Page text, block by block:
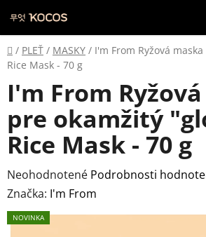
na
obsah
Domov
/ PLEŤ / MASKY / I'm From Ryžová
Rice Mask - 70 g
I'm From
pre okamžitý
Rice Mask - 70 g
Priemerné
hodnotenie
produktu
Neohodnotené Podrobnosti
Značka: I'm From
NOVINKA